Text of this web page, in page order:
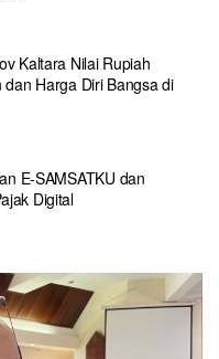
Kaltara Nilai Rupiah
Harga Diri Bangsa di
E-SAMSATKU dan
Digital